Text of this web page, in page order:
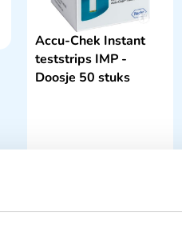
Accu-Chek Instant
teststrips IMP -
Doosje 50 stuks